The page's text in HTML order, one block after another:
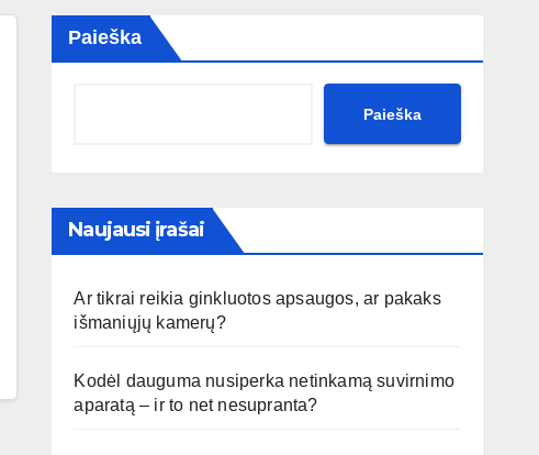
Paieška
Paieška
Naujausi įrašai
Ar tikrai reikia ginkluotos apsaugos, ar pakaks
išmaniųjų kamerų?
Kodėl dauguma nusiperka netinkamą suvirnimo
aparatą – ir to net nesupranta?